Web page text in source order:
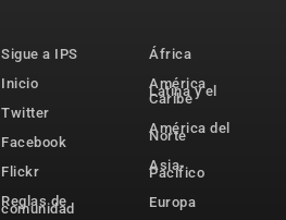
Sigue a IPS
Inicio
Twitter
Facebook
Flickr
Reglas de
comunidad
África
América
Latina y el
Caribe
América del
Norte
Asia-
Pacífico
Europa